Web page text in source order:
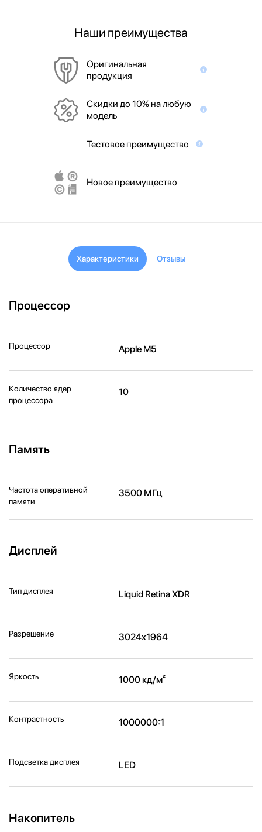
Наши преимущества
Оригинальная
продукция
Скидки до 10% на любую
модель
Тестовое преимущество
Новое преимущество
Характеристики Отзывы
Процессор
Процессор Apple M5
Количество ядер
процессора
10
Память
Частота оперативной
памяти
3500 МГц
Дисплей
Тип дисплея Liquid Retina XDR
Разрешение 3024x1964
Яркость 1000 кд/м²
Контрастность 1000000:1
Подсветка дисплея LED
Накопитель